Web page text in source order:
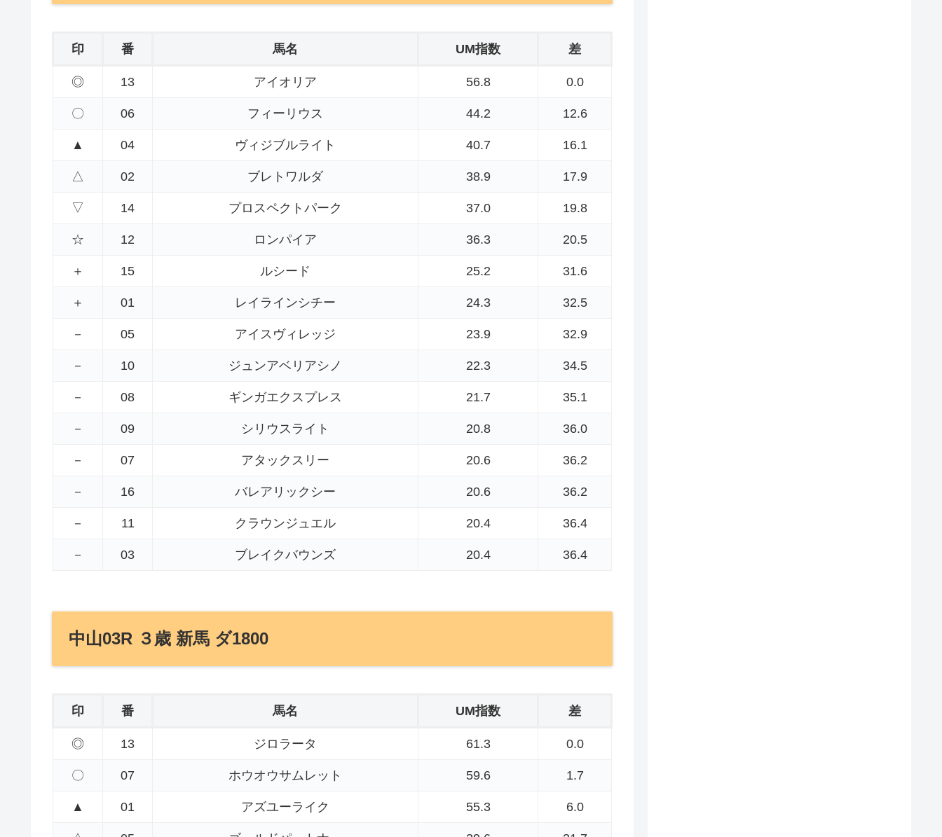
印 番 馬名 UM指数 差
◎ 13 アイオリア 56.8 0.0
〇 06 フィーリウス 44.2 12.6
▲ 04 ヴィジブルライト 40.7 16.1
△ 02 ブレトワルダ 38.9 17.9
▽ 14 プロスペクトパーク 37.0 19.8
☆ 12 ロンパイア 36.3 20.5
＋ 15 ルシード 25.2 31.6
＋ 01 レイラインシチー 24.3 32.5
－ 05 アイスヴィレッジ 23.9 32.9
－ 10 ジュンアベリアシノ 22.3 34.5
－ 08 ギンガエクスプレス 21.7 35.1
－ 09 シリウスライト 20.8 36.0
－ 07 アタックスリー 20.6 36.2
－ 16 バレアリックシー 20.6 36.2
－ 11 クラウンジュエル 20.4 36.4
－ 03 ブレイクバウンズ 20.4 36.4
中山03R ３歳 新馬 ダ1800
印 番 馬名 UM指数 差
◎ 13 ジロラータ 61.3 0.0
〇 07 ホウオウサムレット 59.6 1.7
▲ 01 アズユーライク 55.3 6.0